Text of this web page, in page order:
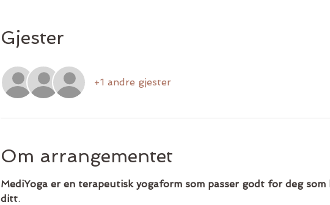
Gjester
+1 andre gjester
Om arrangementet
MediYoga er en terapeutisk yogaform som passer godt for deg
ditt.